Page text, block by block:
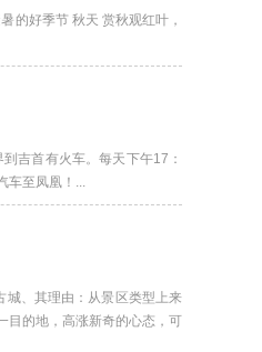
的好季节 秋天 赏秋观红叶，
吉首有火车。每天下午17：
车至凤凰！...
城、其理由：从景区类型上来
目的地，高涨新奇的心态，可